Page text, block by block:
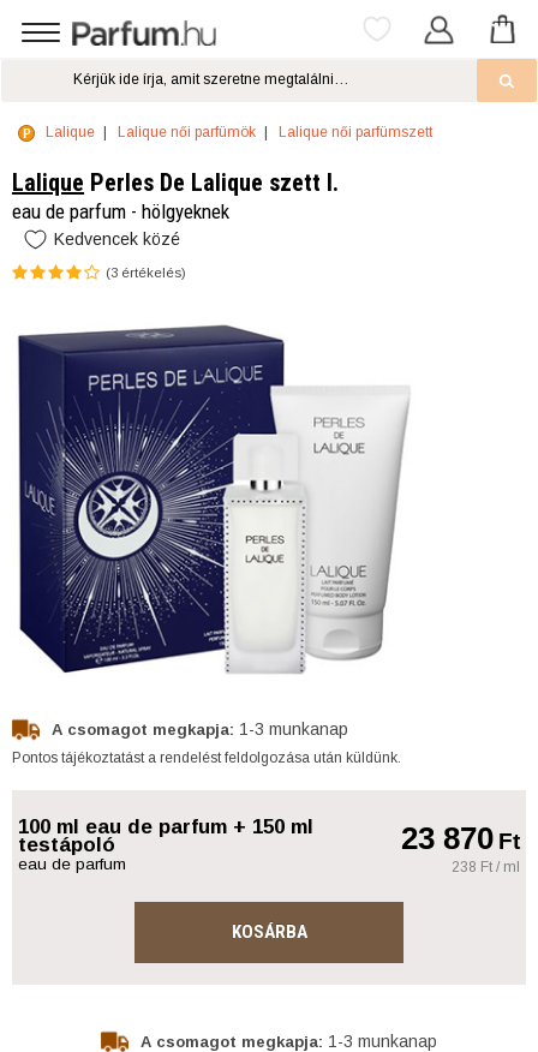
Lalique Lalique női parfümök Lalique női parfümszett
Lalique Perles De Lalique szett I.
eau de parfum - hölgyeknek
Kedvencek közé
(3 értékelés)
A csomagot megkapja: 1-3 munkanap
Pontos tájékoztatást a rendelést feldolgozása után küldünk.
100 ml eau de parfum + 150 ml
testápoló
eau de parfum
23 870Ft
238 Ft / ml
KOSÁRBA
A csomagot megkapja: 1-3 munkanap